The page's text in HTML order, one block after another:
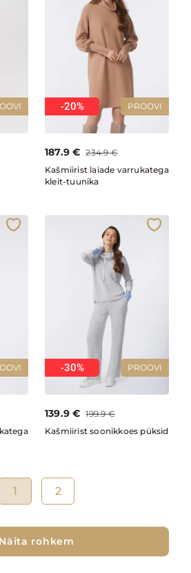
PROOVI
-20%
187.9 € 234.9 €
Kašmiirist laiade varrukatega
kleit-tuunika
PROOVI
-30%
139.9 € 199.9 €
Kašmiirist soonikkoes püksid
1 2
Näita rohkem